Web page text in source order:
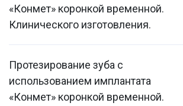
«Конмет» коронкой временной.
Клинического изготовления.
Протезирование зуба с
использованием имплантата
«Конмет» коронкой временной.